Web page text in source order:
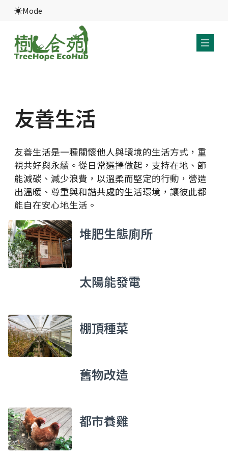
Mode
友善生活
友善生活是一種關懷他人與環境的生活方式，重
視共好與永續。從日常選擇做起，支持在地、節
能減碳、減少浪費，以溫柔而堅定的行動，營造
出溫暖、尊重與和諧共處的生活環境，讓彼此都
能自在安心地生活。
堆肥生態廁所
太陽能發電
棚頂種菜
舊物改造
都市養雞